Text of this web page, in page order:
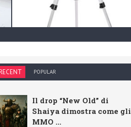
POPULAR
Il drop “New Old” di
Shaiya dimostra come gli
MMO ...